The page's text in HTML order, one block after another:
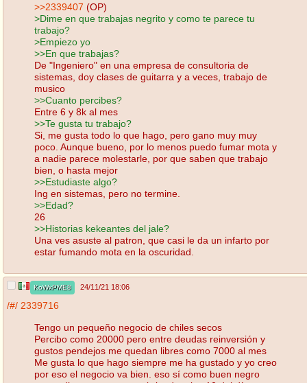
>>2339407 (OP)
>Dime en que trabajas negrito y como te parece tu
trabajo?
>Empiezo yo
>>En que trabajas?
De "Ingeniero" en una empresa de consultoria de
sistemas, doy clases de guitarra y a veces, trabajo de
musico
>>Cuanto percibes?
Entre 6 y 8k al mes
>>Te gusta tu trabajo?
Si, me gusta todo lo que hago, pero gano muy muy
poco. Aunque bueno, por lo menos puedo fumar mota y
a nadie parece molestarle, por que saben que trabajo
bien, o hasta mejor
>>Estudiaste algo?
Ing en sistemas, pero no termine.
>>Edad?
26
>>Historias kekeantes del jale?
Una ves asuste al patron, que casi le da un infarto por
estar fumando mota en la oscuridad.
KoWxPME8 24/11/21 18:06
/#/ 2339716
Tengo un pequeño negocio de chiles secos
Percibo como 20000 pero entre deudas reinversión y
gustos pendejos me quedan libres como 7000 al mes
Me gusta lo que hago siempre me ha gustado y yo creo
por eso el negocio va bien. eso sí como buen negro